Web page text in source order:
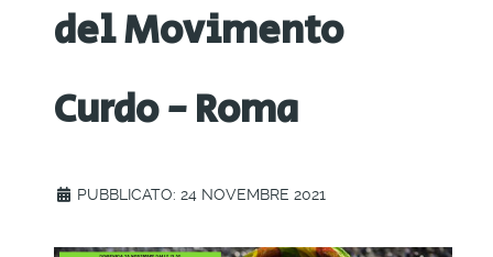
del Movimento
Curdo - Roma
PUBBLICATO: 24 NOVEMBRE 2021